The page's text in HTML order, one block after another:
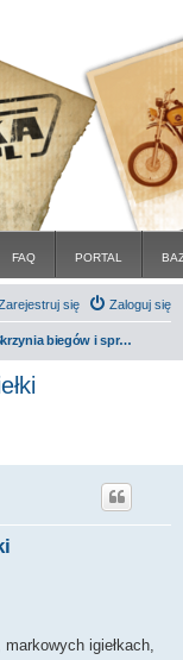
FAQ PORTAL
Zaloguj się
się
Skrzynia biegów i sprzęgło
markowych igiełkach,